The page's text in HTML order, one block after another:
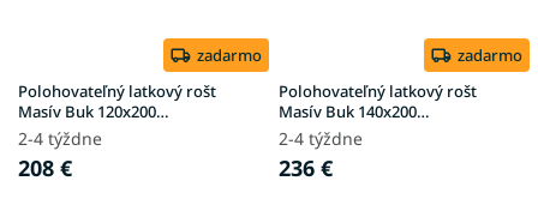
zadarmo
Polohovateľný latkový rošt
Masív Buk 120x200
(150kg/osoba)
2-4 týždne
208 €
zadarmo
Polohovateľný latkový rošt
Masív Buk 140x200
(150kg/osoba)
2-4 týždne
236 €